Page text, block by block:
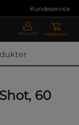
Kundeservice
Min profil Indkøbskurv
60